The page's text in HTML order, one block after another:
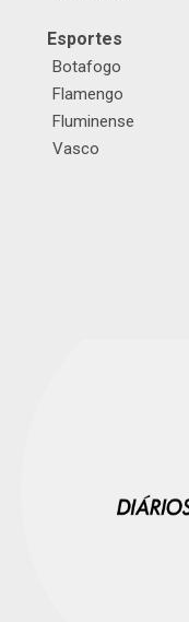
Esportes
Botafogo
Flamengo
Fluminense
Vasco